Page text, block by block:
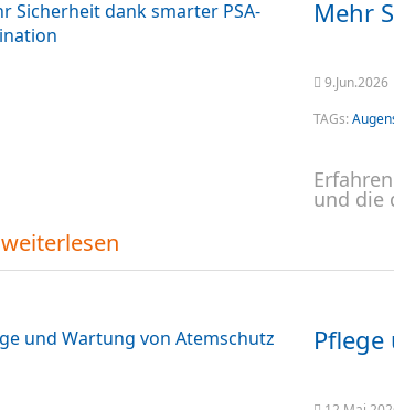
Mehr
9.Jun.2026
TAGs:
und die
weiterlesen